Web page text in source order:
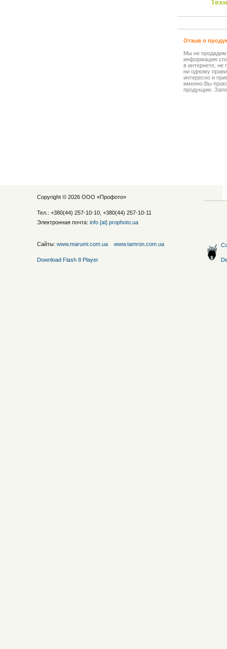
Отзыв о
Мы не
информацию
в интернете, не
ни одному
интересно и
именно Вы
продукцию.
Copyright © 2026 ООО «Профото»
Тел.: +380(44) 257-10-10, +380(44) 257-10-11
Электронная почта: info [at] prophoto.ua
Сайты: www.marumi.com.ua www.tamron.com.ua
Download Flash 8 Player